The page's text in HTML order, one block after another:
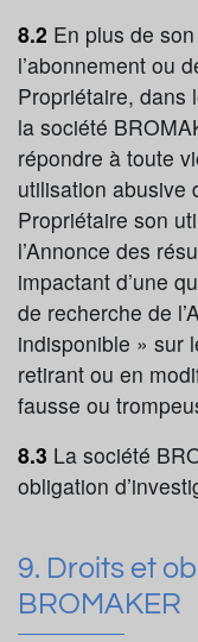
8.2 En plus de
l’abonnement ou
Propriétaire, dans
la société
répondre à toute
utilisation abusive
Propriétaire son
l’Annonce des
impactant d’une
de recherche de
indisponible » sur
retirant ou en
fausse ou
8.3 La société
obligation
9. Droits et
BROMAKER